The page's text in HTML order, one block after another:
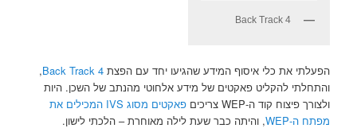
Back Track 4
הפעלתי את כלי איסוף המידע שהגיעו יחד עם הפצתBack Track 4
,
והתחלתי להקליט פאקטים של מידע אלחוטי מהנתב של השכן. היות
ולצורך פיצוח קוד ה-WEP צריכים
פאקטים מסוג IVS המכילים את
מפתח ה-WEP
, והיתה כבר שעת לילה מאוחרת – הלכתי לישון.